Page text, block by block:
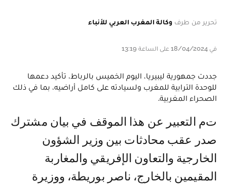
تحرير من طرف وكالة المغرب العربي للأنباء
في 18/04/2024 على الساعة 13:19
جددت جمهورية ليبيريا، اليوم الخميس بالرباط، تأكيد دعمها
للوحدة الترابية للمغرب ولسيادته على كامل أراضيه، بما في ذلك
الصحراء المغربية.
تم التعبير عن هذا الموقف في بيان مشترك
صدر عقب محادثات بين وزير الشؤون
الخارجية والتعاون الإفريقي والمغاربة
المقيمين بالخارج، ناصر بوريطة، ووزيرة